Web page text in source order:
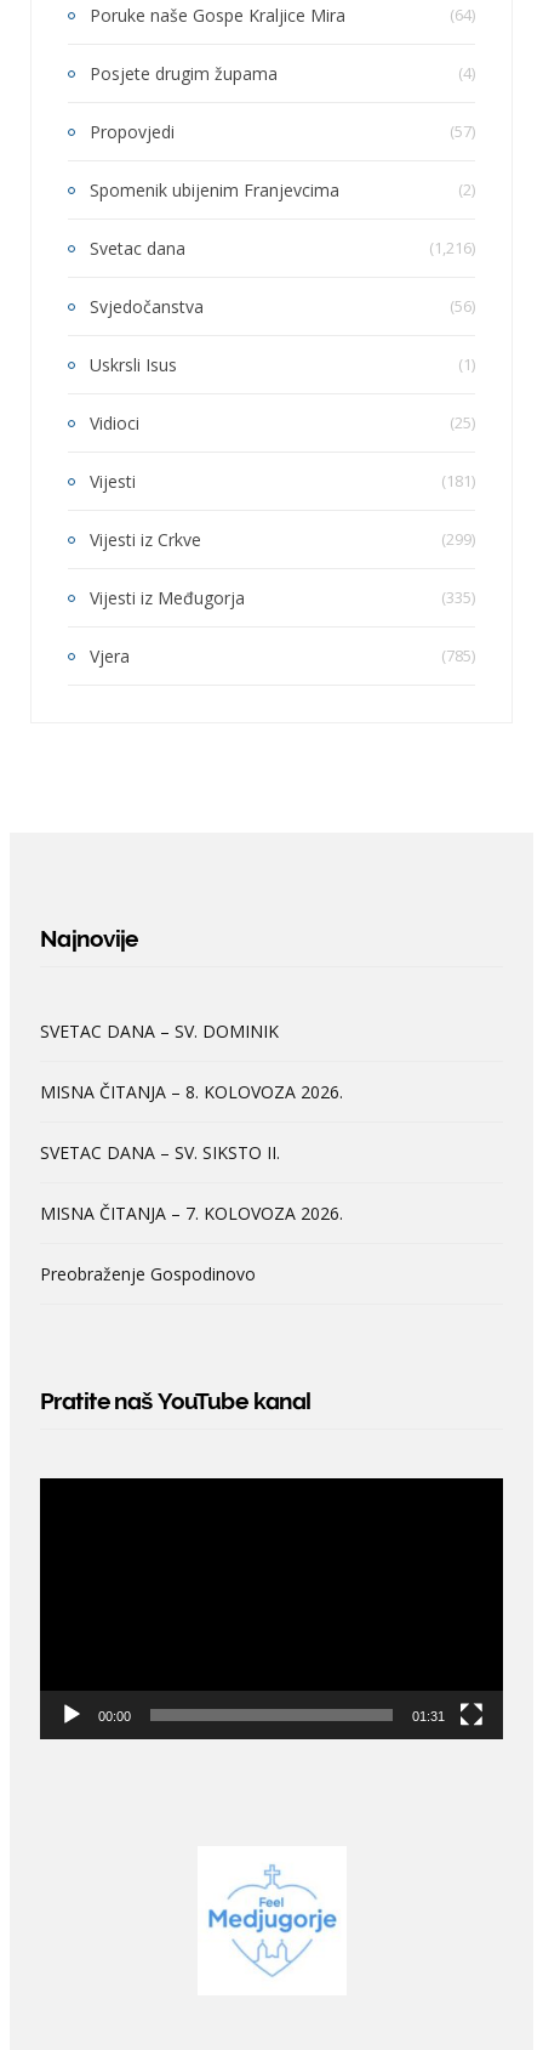
Poruke naše Gospe Kraljice Mira (64)
Posjete drugim župama (4)
Propovjedi (57)
Spomenik ubijenim Franjevcima (2)
Svetac dana (1,216)
Svjedočanstva (56)
Uskrsli Isus (1)
Vidioci (25)
Vijesti (181)
Vijesti iz Crkve (299)
Vijesti iz Međugorja (335)
Vjera (785)
Najnovije
SVETAC DANA – SV. DOMINIK
MISNA ČITANJA – 8. KOLOVOZA 2026.
SVETAC DANA – SV. SIKSTO II.
MISNA ČITANJA – 7. KOLOVOZA 2026.
Preobraženje Gospodinovo
Pratite naš YouTube kanal
00:00 01:31